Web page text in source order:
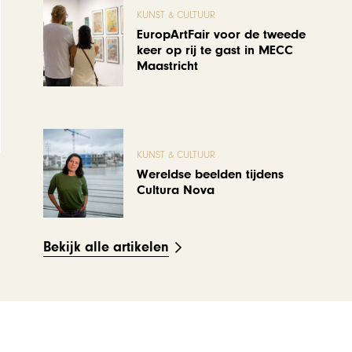
KUNST & CULTUUR
EuropArtFair voor de tweede
keer op rij te gast in MECC
Maastricht
KUNST & CULTUUR
Wereldse beelden tijdens
Cultura Nova
Bekijk alle artikelen